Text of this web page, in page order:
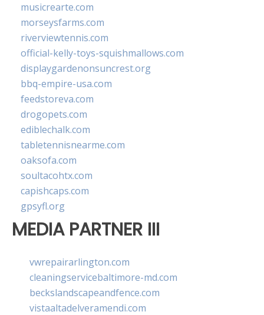
musicrearte.com
morseysfarms.com
riverviewtennis.com
official-kelly-toys-squishmallows.com
displaygardenonsuncrest.org
bbq-empire-usa.com
feedstoreva.com
drogopets.com
ediblechalk.com
tabletennisnearme.com
oaksofa.com
soultacohtx.com
capishcaps.com
gpsyfl.org
MEDIA PARTNER III
vwrepairarlington.com
cleaningservicebaltimore-md.com
beckslandscapeandfence.com
vistaaltadelveramendi.com